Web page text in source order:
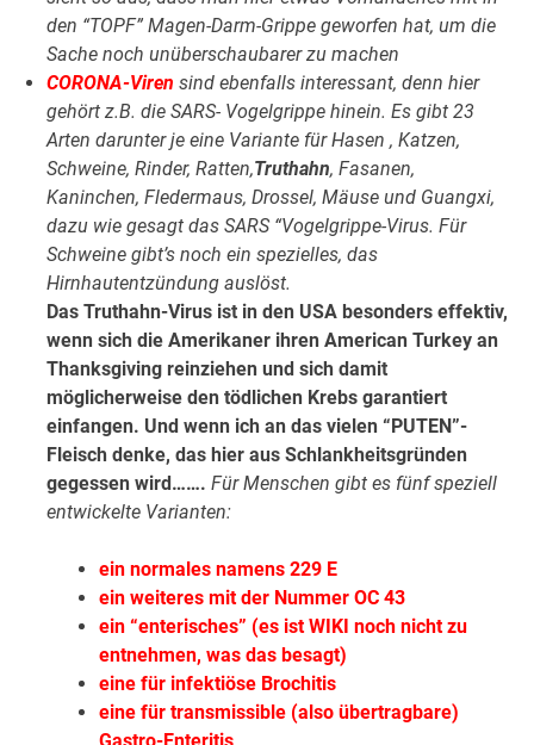
den “TOPF” Magen-Darm-Grippe geworfen hat, um die
Sache noch unüberschaubarer zu machen
CORONA-Viren sind ebenfalls interessant, denn hier
gehört z.B. die SARS- Vogelgrippe hinein. Es gibt 23
Arten darunter je eine Variante für Hasen , Katzen,
Schweine, Rinder, Ratten,Truthahn, Fasanen,
Kaninchen, Fledermaus, Drossel, Mäuse und Guangxi,
dazu wie gesagt das SARS “Vogelgrippe-Virus. Für
Schweine gibt’s noch ein spezielles, das
Hirnhautentzündung auslöst.
Das Truthahn-Virus ist in den USA besonders effektiv,
wenn sich die Amerikaner ihren American Turkey an
Thanksgiving reinziehen und sich damit
möglicherweise den tödlichen Krebs garantiert
einfangen. Und wenn ich an das vielen “PUTEN”-
Fleisch denke, das hier aus Schlankheitsgründen
gegessen wird……. Für Menschen gibt es fünf speziell
entwickelte Varianten:
ein normales namens 229 E
ein weiteres mit der Nummer OC 43
ein “enterisches” (es ist WIKI noch nicht zu
entnehmen, was das besagt)
eine für infektiöse Brochitis
eine für transmissible (also übertragbare)